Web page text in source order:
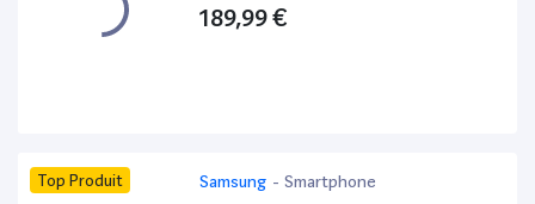
189,99 €
Top Produit Samsung - Smartphone